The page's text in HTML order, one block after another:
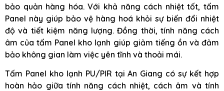
bảo quản hàng hóa. Với khả năng cách nhiệt tốt, tấm
Panel này giúp bảo vệ hàng hoá khỏi sự biến đổi nhiệt
độ và tiết kiệm năng lượng. Đồng thời, tính năng cách
âm của tấm Panel kho lạnh giúp giảm tiếng ồn và đảm
bảo không gian làm việc yên tĩnh và thoải mái.
Tấm Panel kho lạnh PU/PIR tại An Giang có sự kết hợp
hoàn hảo giữa tính năng cách nhiệt, cách âm và tính